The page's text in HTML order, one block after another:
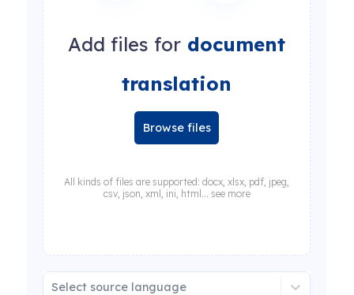
Add files for document
translation
Browse files
All kinds of files are supported: docx, xlsx, pdf, jpeg,
csv, json, xml, ini, html... see more
Select source language